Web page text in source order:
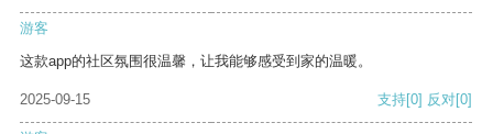
游客
这款app的社区氛围很温馨，让我能够感受到家的温暖。
2025-09-15 支持[0] 反对[0]